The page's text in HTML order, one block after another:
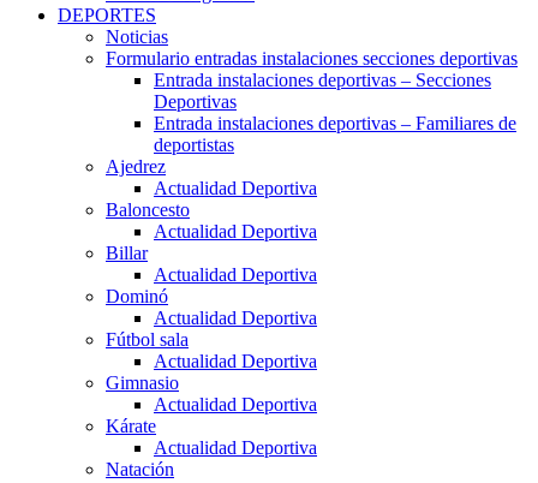
DEPORTES
Noticias
Formulario entradas instalaciones secciones deportivas
Entrada instalaciones deportivas – Secciones
Deportivas
Entrada instalaciones deportivas – Familiares de
deportistas
Ajedrez
Actualidad Deportiva
Baloncesto
Actualidad Deportiva
Billar
Actualidad Deportiva
Dominó
Actualidad Deportiva
Fútbol sala
Actualidad Deportiva
Gimnasio
Actualidad Deportiva
Kárate
Actualidad Deportiva
Natación